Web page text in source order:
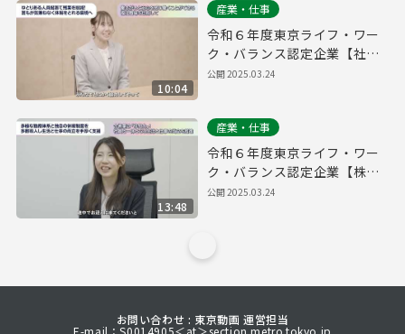
10:04
産業・仕事
令和６年度東京ライフ・ワー
ク・バランス認定企業【社会
福祉法人大三島育徳会】
公開2025.03.24
13:48
産業・仕事
令和６年度東京ライフ・ワー
ク・バランス認定企業【株式
会社FIS】
公開2025.03.24
お問い合わせ : 東京動画 運営担当